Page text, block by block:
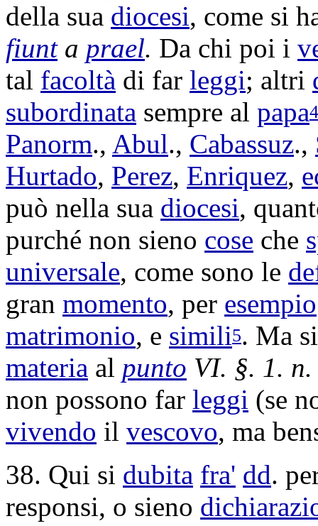
della sua diocesi, come si
fiunta prael. Da chi poi i
tal facoltà di far leggi; altri
subordinata sempre al papa4
Panorm., Abul., Cabassuz.,
Hurtado, Perez, Enriquez,
può nella sua diocesi,
purché non sieno cose che
universale, come sono le
gran momento, per esempio
matrimonio, e simili5. Ma
materia al punto VI. §. 1.
non possono far leggi (se
vivendo il vescovo, ma
38. Qui si dubita fra' dd.
responsi, o sieno